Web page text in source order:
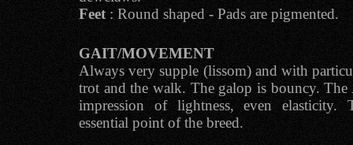
Feet : Round shaped - Pads are pigmented.
GAIT/MOVEMENT
Always very supple (lissom) and with
trot and the walk. The galop is bouncy. The
impression of lightness, even elasticity.
essential point of the breed.